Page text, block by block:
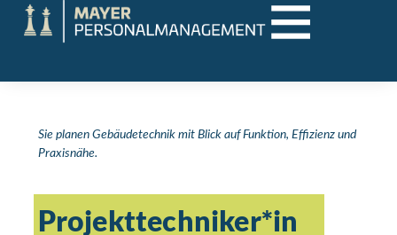
Sie planen Gebäudetechnik mit Blick auf Funktion, Effizienz und
Praxisnähe.
Projekttechniker*in